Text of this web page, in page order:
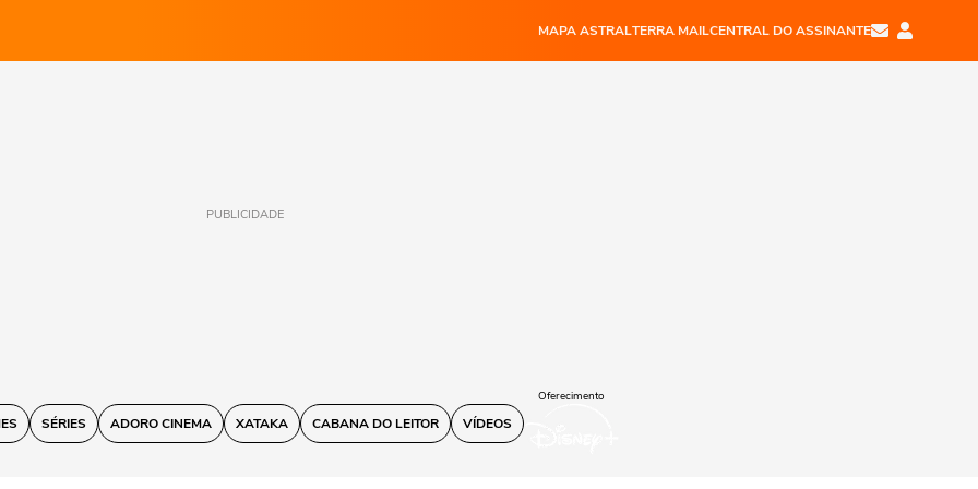
MAPA ASTRALTERRA MAILCENTRAL DO ASSINANTE
PUBLICIDADE
SÉRIES ADORO CINEMA XATAKA CABANA DO LEITOR VÍDEOS
Oferecimento